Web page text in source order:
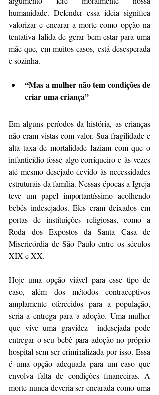
humanidade. Defender essa ideia significa
valorizar e encarar a morte como opção na
tentativa falida de gerar bem-estar para uma
mãe que, em muitos casos, está desesperada
e sozinha.
“Mas a mulher não tem condições de
criar uma criança”
Em alguns períodos da história, as crianças
não eram vistas com valor. Sua fragilidade e
alta taxa de mortalidade faziam com que o
infanticídio fosse algo corriqueiro e às vezes
até mesmo desejado devido às necessidades
estruturais da família. Nessas épocas a Igreja
teve um papel importantíssimo acolhendo
bebês indesejados. Eles eram deixados em
portas de instituições religiosas, como a
Roda dos Expostos da Santa Casa de
Misericórdia de São Paulo entre os séculos
XIX e XX.
Hoje uma opção viável para esse tipo de
caso, além dos métodos contraceptivos
amplamente oferecidos para a população,
seria a entrega para a adoção. Uma mulher
que vive uma gravidez  indesejada pode
entregar o seu bebê para adoção no próprio
hospital sem ser criminalizada por isso. Essa
é uma opção adequada para um caso que
envolva falta de condições financeiras. A
morte nunca deveria ser encarada como uma